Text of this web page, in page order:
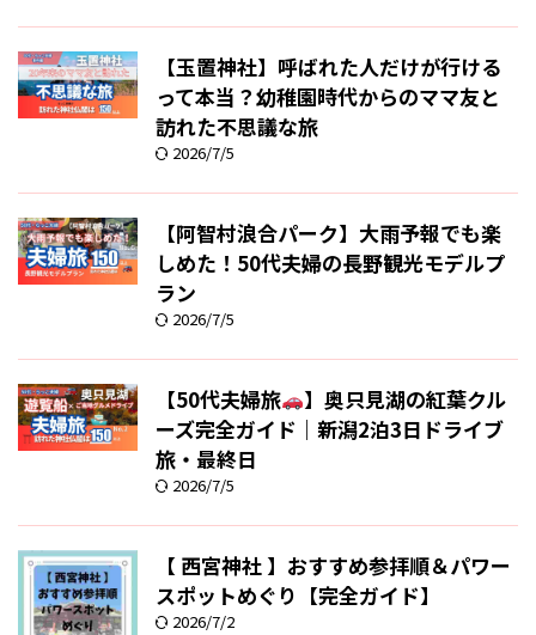
【玉置神社】呼ばれた人だけが行ける
って本当？幼稚園時代からのママ友と
訪れた不思議な旅
2026/7/5
【阿智村浪合パーク】大雨予報でも楽
しめた！50代夫婦の長野観光モデルプ
ラン
2026/7/5
【50代夫婦旅
】奥只見湖の紅葉クル
ーズ完全ガイド｜新潟2泊3日ドライブ
旅・最終日
2026/7/5
【 西宮神社 】おすすめ参拝順＆パワー
スポットめぐり【完全ガイド】
2026/7/2